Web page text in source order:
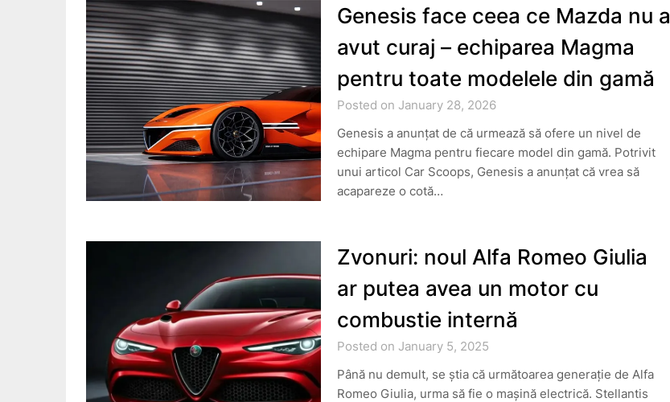
Genesis face ceea ce Mazda nu a
avut curaj – echiparea Magma
pentru toate modelele din gamă
Posted on January 28, 2026
Genesis a anunțat de că urmează să ofere un nivel de
echipare Magma pentru fiecare model din gamă. Potrivit
unui articol Car Scoops, Genesis a anunțat că vrea să
acapareze o cotă…
Zvonuri: noul Alfa Romeo Giulia
ar putea avea un motor cu
combustie internă
Posted on January 5, 2025
Până nu demult, se știa că următoarea generație de Alfa
Romeo Giulia, urma să fie o mașină electrică. Stellantis